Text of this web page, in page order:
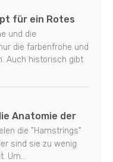
für ein Rotes
und die
die farbenfrohe und
Auch historisch gibt
Anatomie der
die "Hamstrings"
sind sie zu wenig
Um...